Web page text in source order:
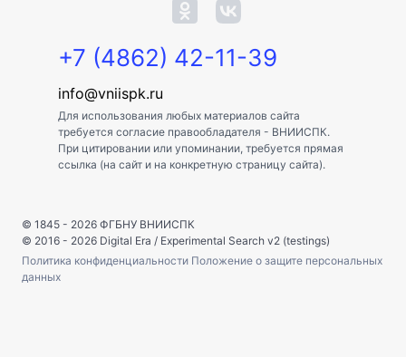
+7 (4862) 42-11-39
info@vniispk.ru
Для использования любых материалов сайта
требуется согласие правообладателя - ВНИИСПК.
При цитировании или упоминании, требуется прямая
ссылка (на сайт и на конкретную страницу сайта).
© 1845 - 2026 ФГБНУ ВНИИСПК
© 2016 - 2026 Digital Era / Experimental Search v2 (testings)
Политика конфиденциальности Положение о защите персональных
данных